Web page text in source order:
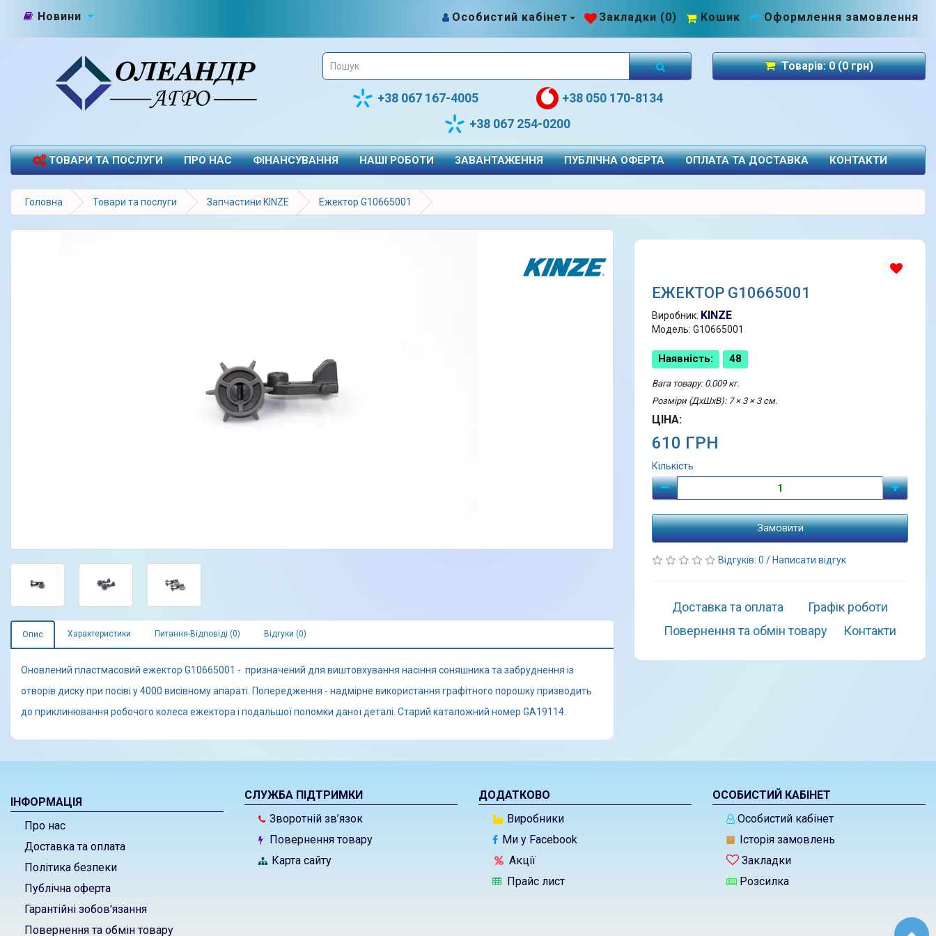
Новини Особистий кабінет Закладки (0) Кошик Оформлення замовлення
+38 067 167-4005
+38 050 170-8134
+38 067 254-0200
Товарів: 0 (0 грн)
ТОВАРИ ТА ПОСЛУГИ ПРО НАС ФІНАНСУВАННЯ НАШІ РОБОТИ ЗАВАНТАЖЕННЯ ПУБЛІЧНА ОФЕРТА ОПЛАТА ТА ДОСТАВКА КОНТАКТИ
Головна Товари та послуги Запчастини KINZE Ежектор G10665001
Опис Характеристики Питання-Відповіді (0) Відгуки (0)
Оновлений пластмасовий ежектор G10665001 - призначений для виштовхування насіння соняшника та забруднення із
отворів диску при посіві у 4000 висівному апараті. Попередження - надмірне використання графітного порошку призводить
до приклинювання робочого колеса ежектора і подальшої поломки даної деталі. Старий каталожний номер GA19114.
ЕЖЕКТОР G10665001
Виробник: KINZE
Модель: G10665001
Наявність: 48
Вага товару: 0.009 кг.
Розміри (ДхШхВ): 7 × 3 × 3 см.
ЦІНА:
610 ГРН
Кількість
Замовити
Відгуків: 0 / Написати відгук
Доставка та оплата
Графік роботи
Повернення та обмін товару
Контакти
ІНФОРМАЦІЯ
Про нас
Доставка та оплата
Політика безпеки
Публічна оферта
Гарантійні зобов'язання
Повернення та обмін товару
СЛУЖБА ПІДТРИМКИ
Зворотній зв’язок
Повернення товару
Карта сайту
ДОДАТКОВО
Виробники
Ми у Facebook
Акції
Прайс лист
ОСОБИСТИЙ КАБІНЕТ
Особистий кабінет
Історія замовлень
Закладки
Розсилка